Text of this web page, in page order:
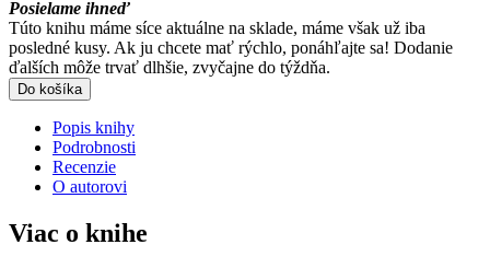
Posielame ihneď
Túto knihu máme síce aktuálne na sklade, máme však už iba
posledné kusy. Ak ju chcete mať rýchlo, ponáhľajte sa! Dodanie
ďalších môže trvať dlhšie, zvyčajne do týždňa.
Do košíka
Popis knihy
Podrobnosti
Recenzie
O autorovi
Viac o knihe